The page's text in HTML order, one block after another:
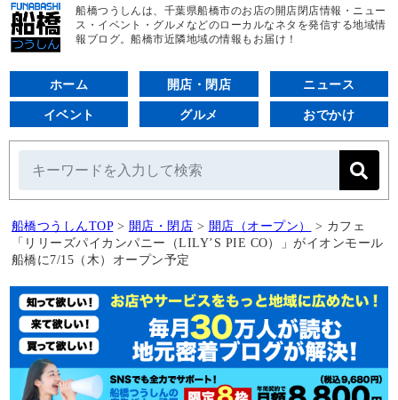
船橋つうしんは、千葉県船橋市のお店の開店閉店情報・ニュー
ス・イベント・グルメなどのローカルなネタを発信する地域情
報ブログ。船橋市近隣地域の情報もお届け！
ホーム 開店・閉店 ニュース
イベント グルメ おでかけ
船橋つうしんTOP > 開店・閉店 > 開店（オープン） > カフェ
「リリーズパイカンパニー（LILY’S PIE CO）」がイオンモール
船橋に7/15（木）オープン予定